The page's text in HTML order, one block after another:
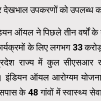
उपकरणों को उपलब्ध
ऑयल ने पिछले तीन वर्षों
के लिए लगभग 33
राज्य में कुल सीएसआर
इंडियन ऑयल आरोग्यम
के 48 गांवों में स्वास्थ्य